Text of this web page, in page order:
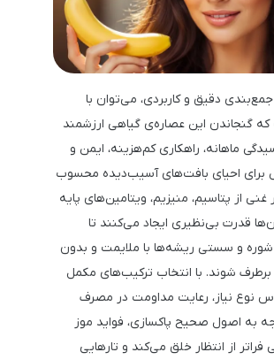
دقیق و کاربردی، می‌توان با
گنجاندن این عصاره‌ی گیاهی ارزشمند
ماهانه، راهکاری کم‌هزینه، ایمن و
برای احیای بافت‌های آسیب‌دیده محسوب
از پتاسیم، منیزیم، ویتامین‌های پایه
قدرت بی‌نظیری ایجاد می‌کنند تا
و سستی ریشه‌ها با ملایمت و بدون
شوند. با انتخاب ترکیب‌های مکمل
نوع نیاز، رعایت مداومت در مصرف
به اصول صحیح پاکسازی، فواید موز
فراتر از انتظار خلق می‌کند و تارهایی